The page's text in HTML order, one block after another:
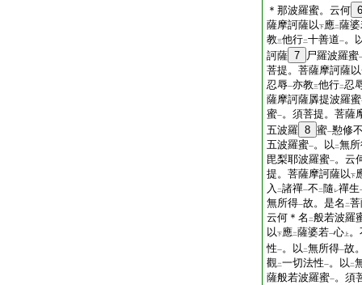
＊那波羅蜜。云何 6
薩摩訶薩以下應二薩
教三他行二十善道一。
訶薩 7 尸羅波羅蜜
菩提。菩薩摩訶薩以
忍辱一亦教三他行二忍
薩摩訶薩羼提波羅蜜
蜜一。須菩提。菩薩
五波羅 8 蜜一懃修
五波羅蜜一。以 二無
毘梨耶波羅蜜一。云
提。菩薩摩訶薩以下
入 二諸禪一不 二 隨 レ禪生
無所得一故。是名 二
云何＊名 二般若波羅
以下應二薩婆若一心 上 。
性一。以 二無所得一故
觀二一切法性一。以 二
薩般若波羅蜜一。須